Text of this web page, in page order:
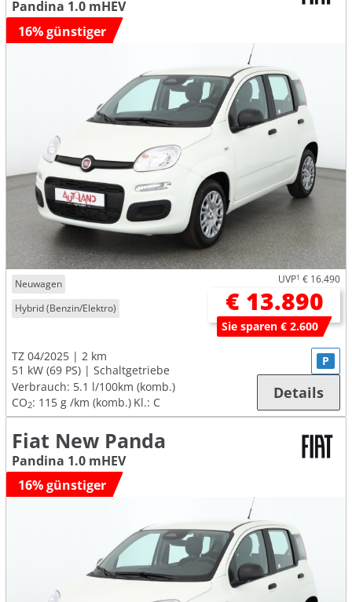
Pandina 1.0 mHEV
16% günstiger
Neuwagen
Hybrid (Benzin/Elektro)
UVP1 € 16.490
€ 13.890
Sie sparen € 2.600
TZ 04/2025
2 km
51 kW (69 PS)
Schaltgetriebe
Verbrauch: 5.1 l/100km (komb.)
CO2: 115 g /km (komb.) Kl.: C
P
Details
Fiat New Panda
Pandina 1.0 mHEV
16% günstiger